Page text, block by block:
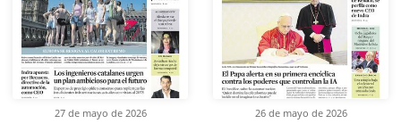
27 de mayo de 2026 26 de mayo de 2026